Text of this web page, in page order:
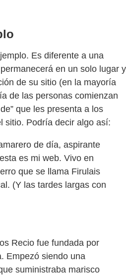
Es diferente a una
en un solo lugar y
de su sitio (en la mayoría
de las personas comienzan
que les presenta a los
sitio. Podría decir algo así:
de día, aspirante
es mi web. Vivo en
que se llama Firulais
(Y las tardes largas con
Recio fue fundada por
Empezó siendo una
suministraba marisco